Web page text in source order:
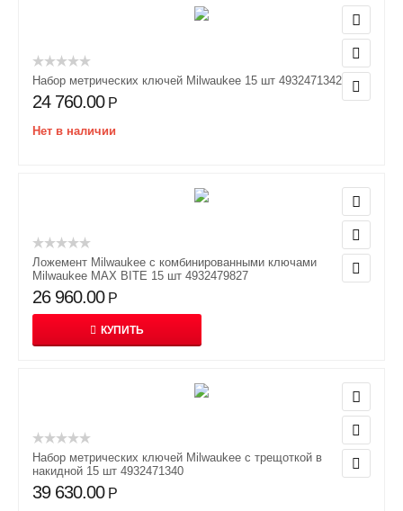
Набор метрических ключей Milwaukee 15 шт 4932471342
24 760.00 Р
Нет в наличии
Ложемент Milwaukee с комбинированными ключами
Milwaukee MAX BITE 15 шт 4932479827
26 960.00 Р
КУПИТЬ
Набор метрических ключей Milwaukee с трещоткой в
накидной 15 шт 4932471340
39 630.00 Р